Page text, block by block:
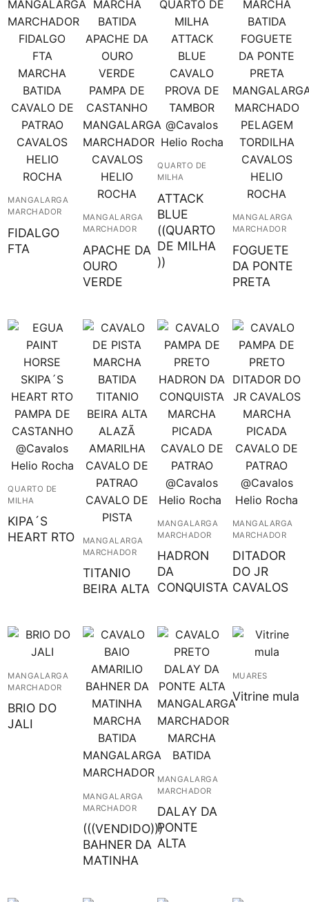
MANGALARGA
MARCHADOR
FIDALGO
FTA
MANGALARGA
MARCHADOR
APACHE DA
OURO
VERDE
QUARTO DE
MILHA
ATTACK
BLUE
((QUARTO
DE MILHA
))
MANGALARGA
MARCHADOR
FOGUETE
DA PONTE
PRETA
QUARTO DE
MILHA
KIPA´S
HEART RTO
MANGALARGA
MARCHADOR
TITANIO
BEIRA ALTA
MANGALARGA
MARCHADOR
HADRON
DA
CONQUISTA
MANGALARGA
MARCHADOR
DITADOR
DO JR
CAVALOS
MANGALARGA
MARCHADOR
BRIO DO
JALI
MANGALARGA
MARCHADOR
(((VENDIDO)))
BAHNER DA
MATINHA
MANGALARGA
MARCHADOR
DALAY DA
PONTE
ALTA
MUARES
Vitrine mula